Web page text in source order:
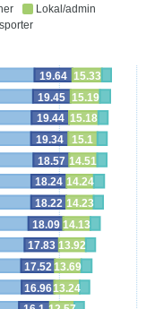
Lokal/admin
19.64
19.45
19.44
19.34
18.57
18.24
18.22
18.09
17.83
17.52
16.96
15.33
15.19
15.18
15.1
14.51
14.24
14.23
14.13
13.92
13.69
13.24